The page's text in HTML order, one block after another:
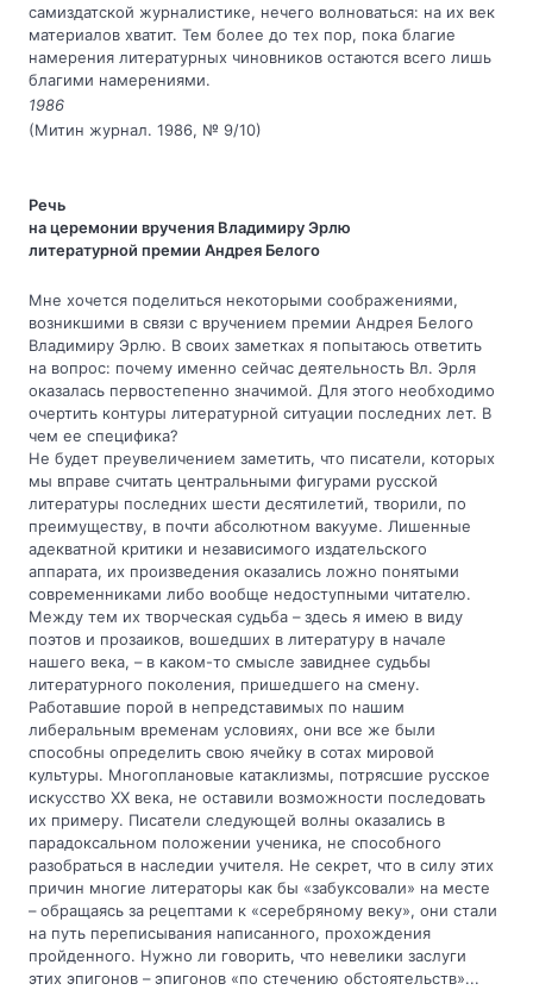
самиздатской журналистике, нечего волноваться: на их век
материалов хватит. Тем более до тех пор, пока благие
намерения литературных чиновников остаются всего лишь
благими намерениями.
1986
(Митин журнал. 1986, № 9/10)
Речь
на церемонии вручения Владимиру Эрлю
литературной премии Андрея Белого
Мне хочется поделиться некоторыми соображениями,
возникшими в связи с вручением премии Андрея Белого
Владимиру Эрлю. В своих заметках я попытаюсь ответить
на вопрос: почему именно сейчас деятельность Вл. Эрля
оказалась первостепенно значимой. Для этого необходимо
очертить контуры литературной ситуации последних лет. В
чем ее специфика?
Не будет преувеличением заметить, что писатели, которых
мы вправе считать центральными фигурами русской
литературы последних шести десятилетий, творили, по
преимуществу, в почти абсолютном вакууме. Лишенные
адекватной критики и независимого издательского
аппарата, их произведения оказались ложно понятыми
современниками либо вообще недоступными читателю.
Между тем их творческая судьба – здесь я имею в виду
поэтов и прозаиков, вошедших в литературу в начале
нашего века, – в каком-то смысле завиднее судьбы
литературного поколения, пришедшего на смену.
Работавшие порой в непредставимых по нашим
либеральным временам условиях, они все же были
способны определить свою ячейку в сотах мировой
культуры. Многоплановые катаклизмы, потрясшие русское
искусство ХХ века, не оставили возможности последовать
их примеру. Писатели следующей волны оказались в
парадоксальном положении ученика, не способного
разобраться в наследии учителя. Не секрет, что в силу этих
причин многие литераторы как бы «забуксовали» на месте
– обращаясь за рецептами к «серебряному веку», они стали
на путь переписывания написанного, прохождения
пройденного. Нужно ли говорить, что невелики заслуги
этих эпигонов – эпигонов «по стечению обстоятельств»...